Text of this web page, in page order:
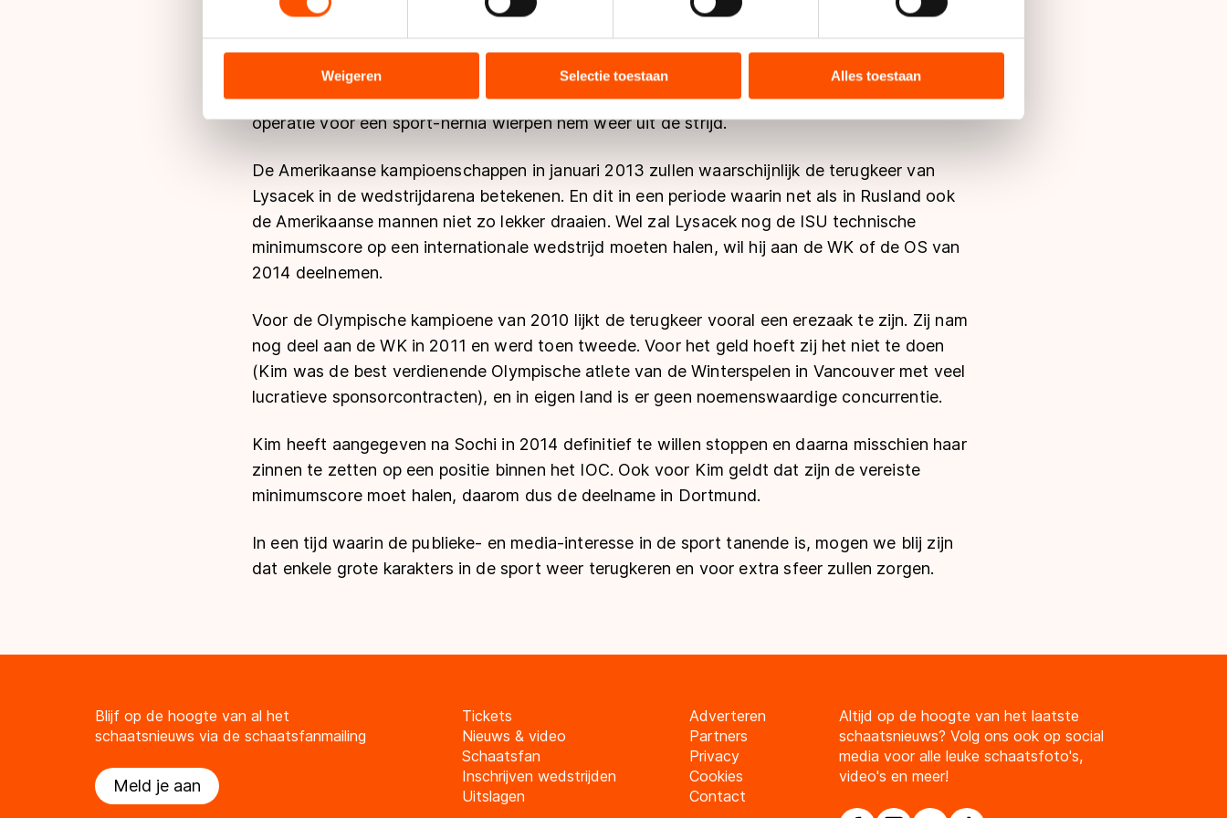
analyseren. We delen informatie over uw gebruik van onze site met onze partners voor social media, advertenties en
analyse. Zij kunnen deze combineren met andere gegevens die u aan hen heeft verstrekt of die zij hebben verzameld via
hun services. Sommige partners kunnen gegevens doorgeven aan landen buiten de EU, zoals de VS, waar mogelijk geen
adequaat beschermingsniveau geldt volgens de GDPR. Door op ‘Toestaan’ te klikken, stemt u in met deze overdracht.
Weigeren Selectie toestaan Alles toestaan
hem en de Amerikaanse bond opdoken over financiële vergoeding bij zijn terugkeer. Lysacek
stond op de startlijst voor Skate America de afgelopen maanden, maar een blessure en een
operatie voor een sport-hernia wierpen hem weer uit de strijd.
De Amerikaanse kampioenschappen in januari 2013 zullen waarschijnlijk de terugkeer van
Lysacek in de wedstrijdarena betekenen. En dit in een periode waarin net als in Rusland ook
de Amerikaanse mannen niet zo lekker draaien. Wel zal Lysacek nog de ISU technische
minimumscore op een internationale wedstrijd moeten halen, wil hij aan de WK of de OS van
2014 deelnemen.
Voor de Olympische kampioene van 2010 lijkt de terugkeer vooral een erezaak te zijn. Zij nam
nog deel aan de WK in 2011 en werd toen tweede. Voor het geld hoeft zij het niet te doen
(Kim was de best verdienende Olympische atlete van de Winterspelen in Vancouver met veel
lucratieve sponsorcontracten), en in eigen land is er geen noemenswaardige concurrentie.
Kim heeft aangegeven na Sochi in 2014 definitief te willen stoppen en daarna misschien haar
zinnen te zetten op een positie binnen het IOC. Ook voor Kim geldt dat zijn de vereiste
minimumscore moet halen, daarom dus de deelname in Dortmund.
In een tijd waarin de publieke- en media-interesse in de sport tanende is, mogen we blij zijn
dat enkele grote karakters in de sport weer terugkeren en voor extra sfeer zullen zorgen.
Blijf op de hoogte van al het
schaatsnieuws via de schaatsfanmailing
Meld je aan
Tickets
Nieuws & video
Schaatsfan
Inschrijven wedstrijden
Uitslagen
Adverteren
Partners
Privacy
Cookies
Contact
Altijd op de hoogte van het laatste
schaatsnieuws? Volg ons ook op social
media voor alle leuke schaatsfoto's,
video's en meer!